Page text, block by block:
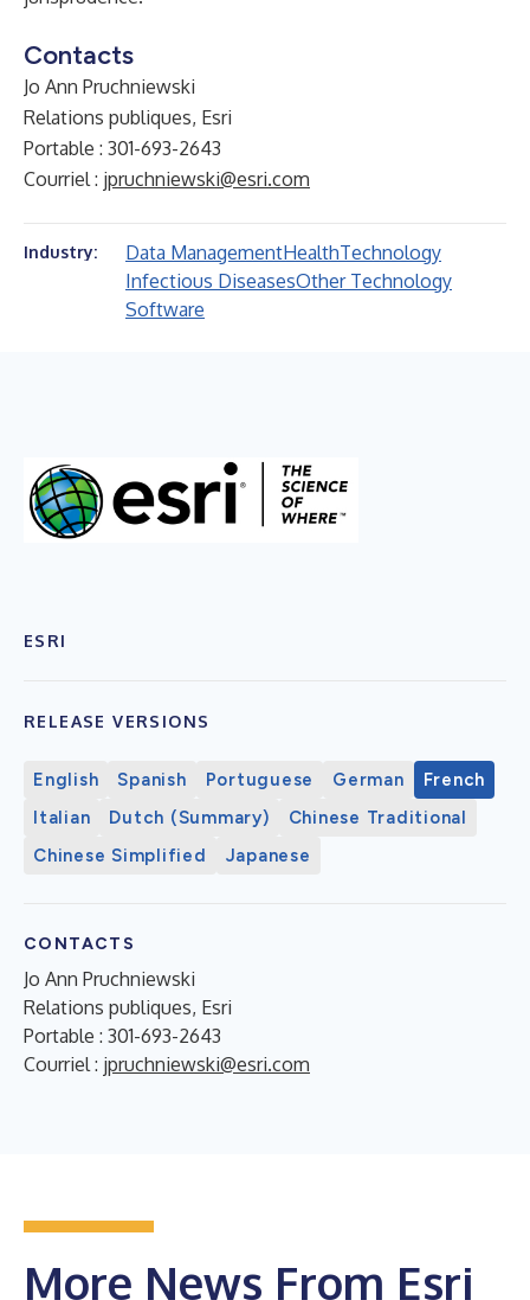
Contacts
Jo Ann Pruchniewski
Relations publiques, Esri
Portable : 301-693-2643
Courriel : jpruchniewski@esri.com
Industry: Data ManagementHealthTechnology
Infectious DiseasesOther Technology
Software
ESRI
RELEASE VERSIONS
English Spanish Portuguese German
French
Italian
Dutch (Summary)
Chinese Traditional
Chinese Simplified
Japanese
CONTACTS
Jo Ann Pruchniewski
Relations publiques, Esri
Portable : 301-693-2643
Courriel : jpruchniewski@esri.com
More News From Esri